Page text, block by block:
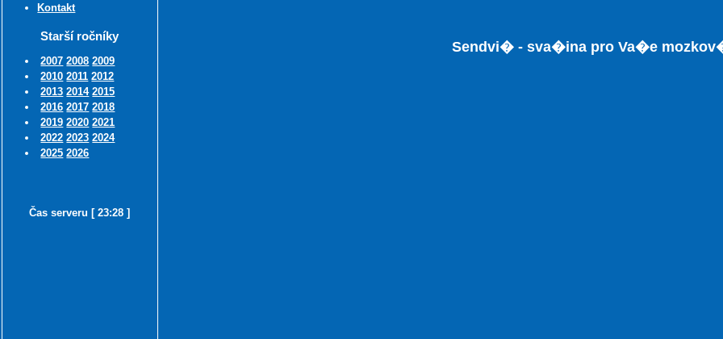
Kontakt
Starší ročníky
2007 2008 2009
2010 2011 2012
2013 2014 2015
2016 2017 2018
2019 2020 2021
2022 2023 2024
2025 2026
Čas serveru [ 23:28 ]
Sendvi� - sva�ina pro Va�e